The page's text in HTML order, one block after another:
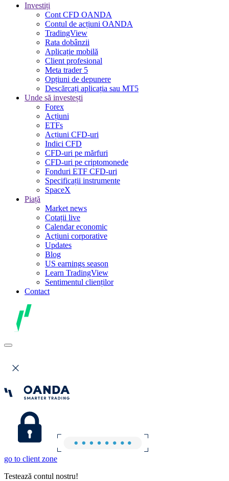
Investiți
Cont CFD OANDA
Contul de acțiuni OANDA
TradingView
Rata dobânzii
Aplicație mobilă
Client profesional
Meta trader 5
Opțiuni de depunere
Descărcați aplicația sau MT5
Unde să investești
Forex
Acțiuni
ETFs
Acțiuni CFD-uri
Indici CFD
CFD-uri pe mărfuri
CFD-uri pe criptomonede
Fonduri ETF CFD-uri
Specificații instrumente
SpaceX
Piață
Market news
Cotații live
Calendar economic
Acțiuni corporative
Updates
Blog
US earnings season
Learn TradingView
Sentimentul clienților
Contact
go to client zone
Testează contul nostru!